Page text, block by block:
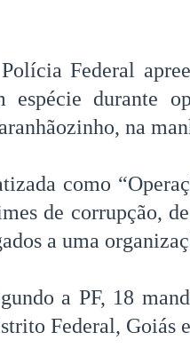
Federal
espécie durante
na
como
de corrupção,
a uma
a PF, 18
Federal, Goiás